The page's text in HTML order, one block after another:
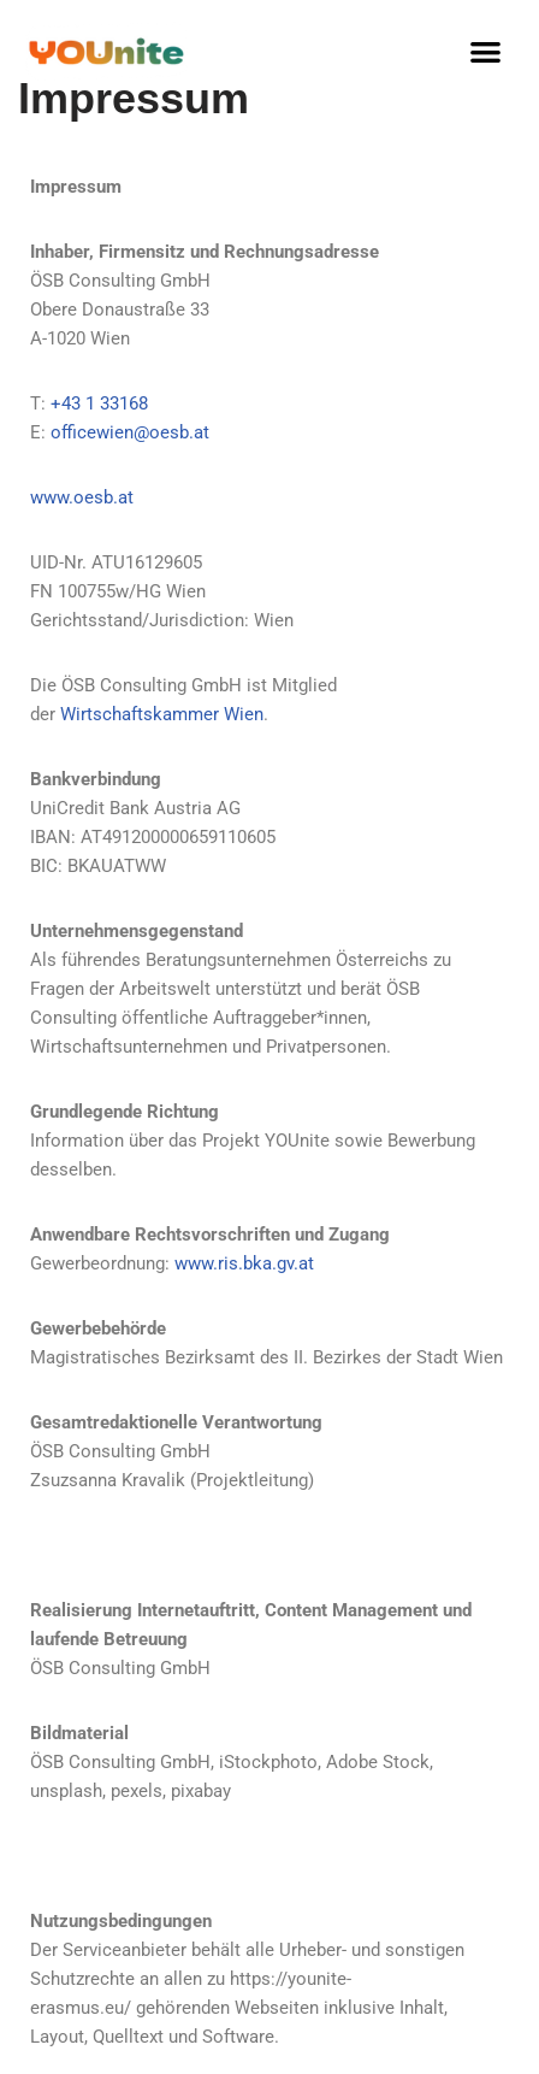
Skip
content
Impressum
Impressum
Inhaber, Firmensitz und Rechnungsadresse
ÖSB Consulting GmbH
Obere Donaustraße 33
A-1020 Wien
T: +43 1 33168
E: officewien@oesb.at
www.oesb.at
UID-Nr. ATU16129605
FN 100755w/HG Wien
Gerichtsstand/Jurisdiction: Wien
Die ÖSB Consulting GmbH ist Mitglied
der Wirtschaftskammer Wien.
Bankverbindung
UniCredit Bank Austria AG
IBAN: AT491200000659110605
BIC: BKAUATWW
Unternehmensgegenstand
Als führendes Beratungsunternehmen Österreichs zu
Fragen der Arbeitswelt unterstützt und berät ÖSB
Consulting öffentliche Auftraggeber*innen,
Wirtschaftsunternehmen und Privatpersonen.
Grundlegende Richtung
Information über das Projekt YOUnite sowie Bewerbung
desselben.
Anwendbare Rechtsvorschriften und Zugang
Gewerbeordnung: www.ris.bka.gv.at
Gewerbebehörde
Magistratisches Bezirksamt des II. Bezirkes der Stadt Wien
Gesamtredaktionelle Verantwortung
ÖSB Consulting GmbH
Zsuzsanna Kravalik (Projektleitung)
Realisierung Internetauftritt, Content Management und
laufende Betreuung
ÖSB Consulting GmbH
Bildmaterial
ÖSB Consulting GmbH, iStockphoto, Adobe Stock,
unsplash, pexels, pixabay
Nutzungsbedingungen
Der Serviceanbieter behält alle Urheber- und sonstigen
Schutzrechte an allen zu https://younite-
erasmus.eu/ gehörenden Webseiten inklusive Inhalt,
Layout, Quelltext und Software.